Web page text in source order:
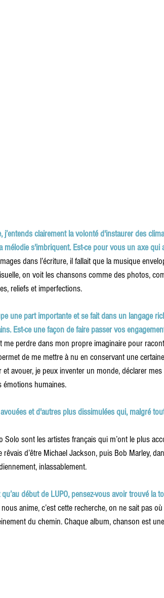
j’entends clairement la volonté d'instaurer des
mélodie s'imbriquent. Est-ce pour vous un axe
dans l’écriture, il fallait que la musique
on voit les chansons comme des photos,
reliefs et imperfections.
une part importante et se fait dans un langage
Est-ce une façon de faire passer vos
me perdre dans mon propre imaginaire pour
de me mettre à nu en conservant une
avouer, je peux inventer un monde, déclarer
émotions humaines.
et d'autres plus dissimulées qui, malgré
Solo sont les artistes français qui m’ont le plus
rêvais d’être Michael Jackson, puis Bob Marley,
inlassablement.
début de LUPO, pensez-vous avoir trouvé la
anime, c’est cette recherche, on ne sait pas
du chemin. Chaque album, chanson est